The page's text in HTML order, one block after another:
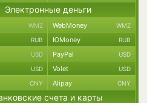
Электронные деньги
WMZ WebMoney WMZ
RUB ЮMoney RUB
USD PayPal USD
USD Volet USD
CNY Alipay CNY
счета и карты